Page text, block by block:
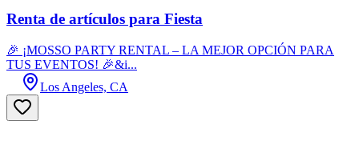
Renta de artículos para Fiesta
🎉 ¡MOSSO PARTY RENTAL – LA MEJOR OPCIÓN PARA
TUS EVENTOS! 🎉&i...
Los Angeles, CA